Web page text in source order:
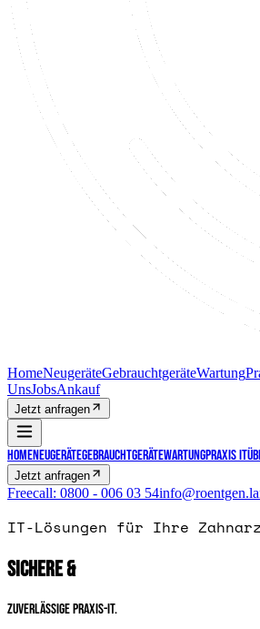
HomeNeugeräteGebrauchtgeräteWartung
UnsJobsAnkauf
Jetzt anfragen
HomeNeugeräteGebrauchtgeräteWartungPraxis IT
Jetzt anfragen
Freecall: 0800 - 006 03 54
IT-Lösungen für Ihre
SICHERE &
ZUVERLÄSSIGE PRAXIS-IT.